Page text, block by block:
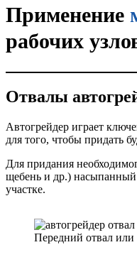
Применение
рабочих
Отвалы
Автогрейдер играет
для того, чтобы придать
Для придания
щебень и др.) насыпанный
участке.
Передний отвал или